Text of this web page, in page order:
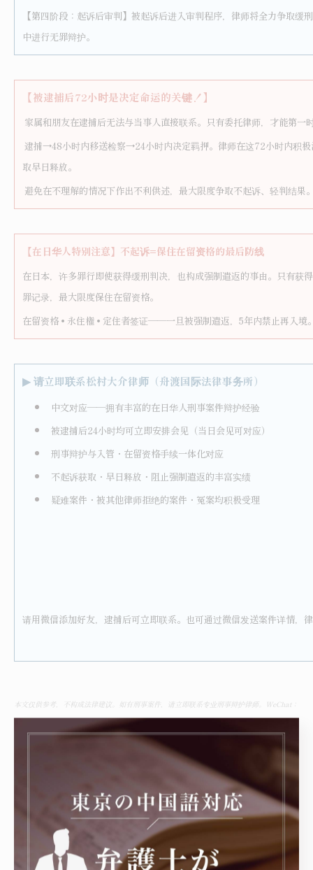
【第四阶段：起诉后审判】被起诉后进入审判程序，律师将全力争取缓
中进行无罪辩护。
【被逮捕后72小时是决定命运的关键！】
家属和朋友在逮捕后无法与当事人直接联系。只有委托律师，才能第一
逮捕→48小时内移送检察→24小时内决定羁押。律师在这72小时内积极
取早日释放。
避免在不理解的情况下作出不利供述，最大限度争取不起诉、轻判结果
【在日华人特别注意】不起诉=保住在留资格的最后防线
在日本，许多罪行即使获得缓刑判决，也构成强制遣返的事由。只有获
罪记录，最大限度保住在留资格。
在留资格 • 永住権 • 定住者签证——一旦被强制遣返，5年内禁止再入境
▶请立即联系松村大介律师（舟渡国际法律事务所）
中文对应——拥有丰富的在日华人刑事案件辩护经验
被逮捕后24小时均可立即安排会见（当日会见可对应）
刑事辩护与入管・在留资格手续一体化对应
不起诉获取・早日释放・阻止强制遣返的丰富实绩
疑难案件・被其他律师拒绝的案件・冤案均积极受理
请用微信添加好友，逮捕后可立即联系。也可通过微信发送案件详情，
本文仅供参考，不构成法律建议。如有刑事案件，请立即联系专业刑事辩护律师。WeChat：
----------------------------------------------------------------------
舟渡国際法律事務所
住所 : 東京都豊島区高田3丁目4-10布施ビル本館3階
電話番号 :050-7587-4639